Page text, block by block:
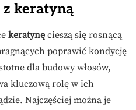
keratyną
keratynę cieszą się rosnącą
poprawić kondycję
dla budowy włosów,
kluczową rolę w ich
Najczęściej można je